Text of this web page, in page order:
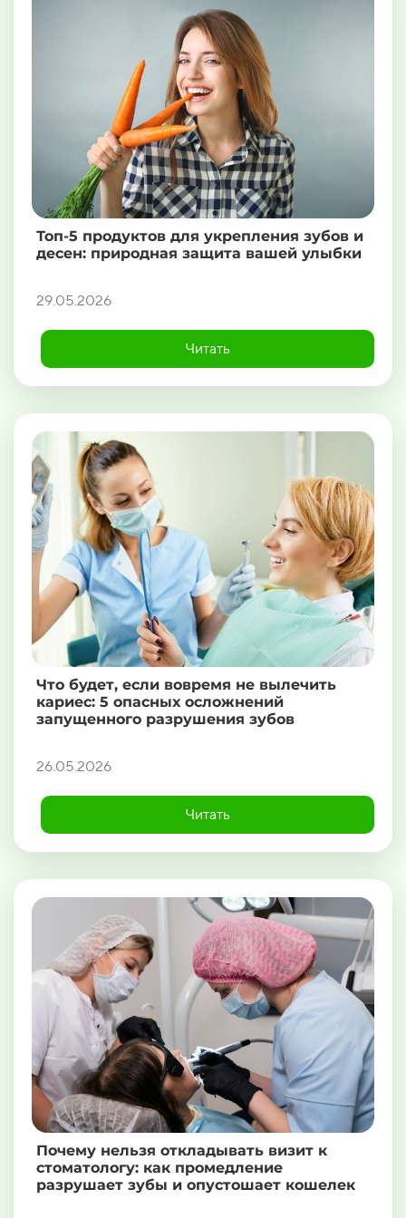
Топ-5 продуктов для укрепления зубов и
десен: природная защита вашей улыбки
29.05.2026
Читать
Что будет, если вовремя не вылечить
кариес: 5 опасных осложнений
запущенного разрушения зубов
26.05.2026
Читать
Почему нельзя откладывать визит к
стоматологу: как промедление
разрушает зубы и опустошает кошелек